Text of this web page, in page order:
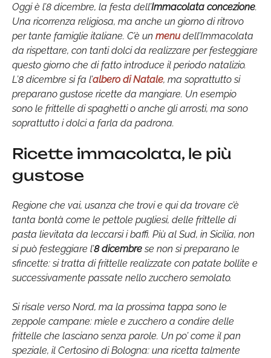
Oggi è l’8 dicembre, la festa dell’Immacolata concezione.
Una ricorrenza religiosa, ma anche un giorno di ritrovo
per tante famiglie italiane. C’è un menudell’Immacolata
da rispettare, con tanti dolci da realizzare per festeggiare
questo giorno che di fatto introduce il periodo natalizio.
L’8 dicembre si fa l’albero di Natale, ma soprattutto si
preparano gustose ricette da mangiare. Un esempio
sono le frittelle di spaghetti o anche gli arrosti, ma sono
soprattutto i dolci a farla da padrona.
Ricette immacolata, le più
gustose
Regione che vai, usanza che trovi e qui da trovare c’è
tanta bontà come le pettole pugliesi, delle frittelle di
pasta lievitata da leccarsi i baffi. Più al Sud, in Sicilia, non
si può festeggiare l’8 dicembrese non si preparano le
sfincette: si tratta di frittelle realizzate con patate bollite e
successivamente passate nello zucchero semolato.
Si risale verso Nord, ma la prossima tappa sono le
zeppole campane: miele e zucchero a condire delle
frittelle che lasciano senza parole. Un po’ come il pan
speziale, il Certosino di Bologna: una ricetta talmente